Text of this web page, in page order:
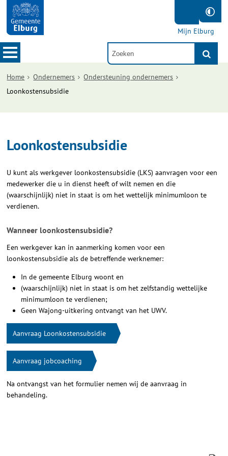
Mijn Elburg
Home Ondernemers
Ondersteuning ondernemers
Loonkostensubsidie
Loonkostensubsidie
U kunt als werkgever loonkostensubsidie (LKS) aanvragen voor een
medewerker die u in dienst heeft of wilt nemen en die
(waarschijnlijk) niet in staat is om het wettelijk minimumloon te
verdienen.
Wanneer loonkostensubsidie?
Een werkgever kan in aanmerking komen voor een
loonkostensubsidie als de betreffende werknemer:
In de gemeente Elburg woont en
(waarschijnlijk) niet in staat is om het zelfstandig wettelijke
minimumloon te verdienen;
Geen Wajong-uitkering ontvangt van het UWV.
Aanvraag Loonkostensubsidie
Aanvraag jobcoaching
Na ontvangst van het formulier nemen wij de aanvraag in
behandeling.